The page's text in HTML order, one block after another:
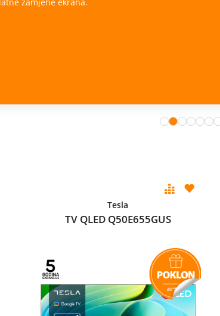
Tesla
TV QLED Q50E655GUS